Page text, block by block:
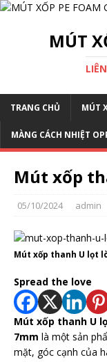
MÚT
TRANG CHỦ MÚT
MÀNG CÁCH NHIỆT
Mút xốp
05/10/2024 admin
Mút xốp thanh U lọt
Spread the love
Mút xốp thanh U
7mm là một sản
mặt, góc cạnh của